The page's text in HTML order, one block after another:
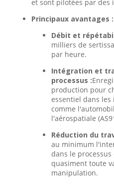
et sont pilotées par des
Principaux avantages :
Débit et
milliers de
par heure.
Intégration et
processus :
production pour
essentiel dans
comme
l'aérospatiale
Réduction du
au minimum
dans le
quasiment toute
manipulation.